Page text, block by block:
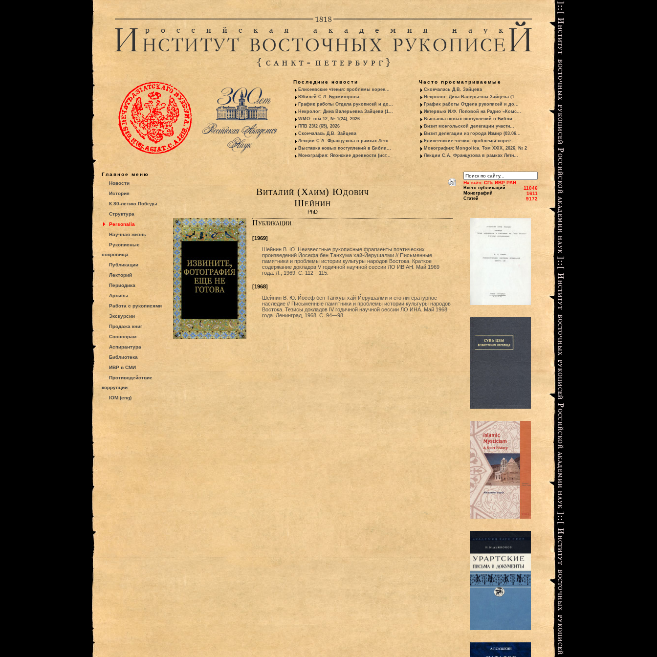
Последние новости
Елисеевские чтения: проблемы корее...
Юбилей С.Л. Бурмистрова
График работы Отдела рукописей и до...
Некролог: Дина Валерьевна Зайцева (1...
WMO: том 12, № 1(24), 2026
ППВ 23/2 (65), 2026
Скончалась Д.В. Зайцева
Лекции С.А. Французова в рамках Летн...
Выставка новых поступлений в Библи...
Монография: Японские древности (ист...
Часто просматриваемые
Скончалась Д.В. Зайцева
Некролог: Дина Валерьевна Зайцева (1...
График работы Отдела рукописей и до...
Интервью И.Ф. Поповой на Радио «Комс...
Выставка новых поступлений в Библи...
Визит монгольской делегации участн...
Визит делегации из города Измир (03.06...
Елисеевские чтения: проблемы корее...
Монография: Mongolica. Том XXIX, 2026, № 2
Лекции С.А. Французова в рамках Летн...
Главное меню
Новости
История
К 80-летию Победы
Структура
Personalia
Научная жизнь
Рукописные
сокровища
Публикации
Лекторий
Периодика
Архивы
Работа с рукописями
Экскурсии
Продажа книг
Спонсорам
Аспирантура
Библиотека
ИВР в СМИ
Противодействие
коррупции
IOM (eng)
Виталий (Хаим) Юдович
Шейнин
PhD
Публикации
[1969]
Шейнин В. Ю. Неизвестные рукописные фрагменты поэтических
произведений Йосефа бен Танхума хай-Йерушалми // Письменные
памятники и проблемы истории культуры народов Востока. Краткое
содержание докладов V годичной научной сессии ЛО ИВ АН. Май 1969
года. Л., 1969. C. 112—115.
[1968]
Шейнин В. Ю. Йосеф бен Танхуы хай-Йерушалми и его литературное
наследие // Письменные памятники и проблемы истории культуры народов
Востока. Тезисы докладов IV годичной научной сессии ЛО ИНА. Май 1968
года. Ленинград, 1968. C. 94—98.
На сайте СПб ИВР РАН
Всего публикаций 11046
Монографий 1611
Статей 9172